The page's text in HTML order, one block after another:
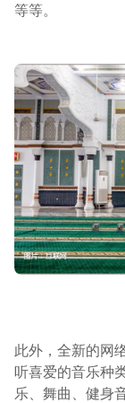
等等。
此外，全新的网
听喜爱的音乐种
乐、舞曲、健身